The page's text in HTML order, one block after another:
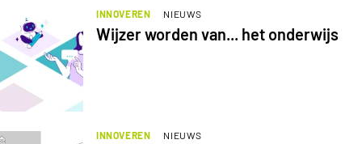
INNOVEREN NIEUWS
Wijzer worden van... het onderwijs
INNOVEREN NIEUWS